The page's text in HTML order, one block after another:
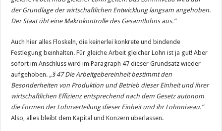
der Grundlage der wirtschaftlichen Entwicklung langsam angehoben.
Der Staat übt eine Makrokontrolle des Gesamtlohns aus.“
Auch hier alles Floskeln, die keinerlei konkrete und bindende
Festlegung beinhalten. Für gleiche Arbeit gleicher Lohn ist ja gut! Aber
sofort im Anschluss wird im Paragraph 47 dieser Grundsatz wieder
aufgehoben. „§ 47 Die Arbeitgebereinheit bestimmt den
Besonderheiten von Produktion und Betrieb dieser Einheit und ihrer
wirtschaftlichen Effizienz entsprechend nach dem Gesetz autonom
die Formen der Lohnverteilung dieser Einheit und ihr Lohnniveau.“
Also, alles bleibt dem Kapital und Konzern überlassen.